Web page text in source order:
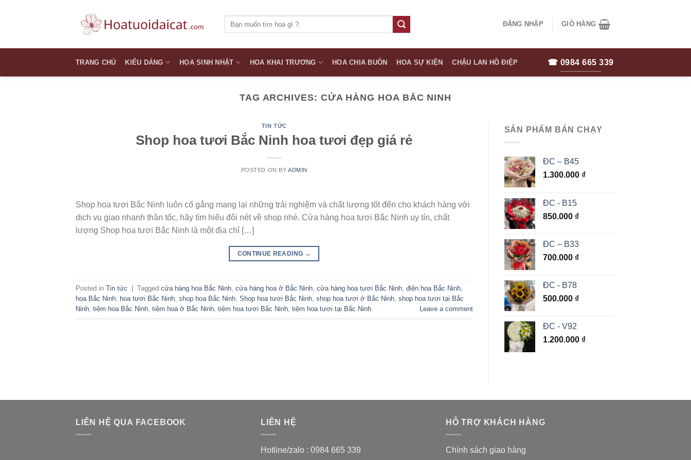
kiếm:
ĐĂNG NHẬP GIỎ HÀNG
TRANG CHỦ KIỂU DÁNG HOA SINH NHẬT HOA KHAI TRƯƠNG HOA CHIA BUỒN HOA SỰ KIỆN CHẬU LAN HỒ ĐIỆP ☎ 0984 665 339
TAG ARCHIVES: CỬA HÀNG HOA BẮC NINH
TIN TỨC
Shop hoa tươi Bắc Ninh hoa tươi đẹp giá rẻ
POSTED ON BY ADMIN
Shop hoa tươi Bắc Ninh luôn cố gắng mang lại những trải nghiệm và chất lượng tốt đến cho khách hàng với
dịch vụ giao nhanh thần tốc, hãy tìm hiểu đôi nét về shop nhé. Cửa hàng hoa tươi Bắc Ninh uy tín, chất
lượng Shop hoa tươi Bắc Ninh là một địa chỉ […]
CONTINUE READING →
Posted in Tin tức Tagged cửa hàng hoa Bắc Ninh, cửa hàng hoa ở Bắc Ninh, cửa hàng hoa tươi Bắc Ninh, điện hoa Bắc Ninh,
hoa Bắc Ninh, hoa tươi Bắc Ninh, shop hoa Bắc Ninh, Shop hoa tươi Bắc Ninh, shop hoa tươi ở Bắc Ninh, shop hoa tươi tại Bắc
Ninh, tiệm hoa Bắc Ninh, tiệm hoa ở Bắc Ninh, tiệm hoa tươi Bắc Ninh, tiệm hoa tươi tại Bắc Ninh Leave a comment
SẢN PHẨM BÁN CHẠY
ĐC – B45
1.300.000 ₫
ĐC - B15
850.000 ₫
ĐC – B33
700.000 ₫
ĐC - B78
500.000 ₫
ĐC - V92
1.200.000 ₫
LIÊN HỆ QUA FACEBOOK LIÊN HỆ
Hotline/zalo : 0984 665 339
HỖ TRỢ KHÁCH HÀNG
Chính sách giao hàng